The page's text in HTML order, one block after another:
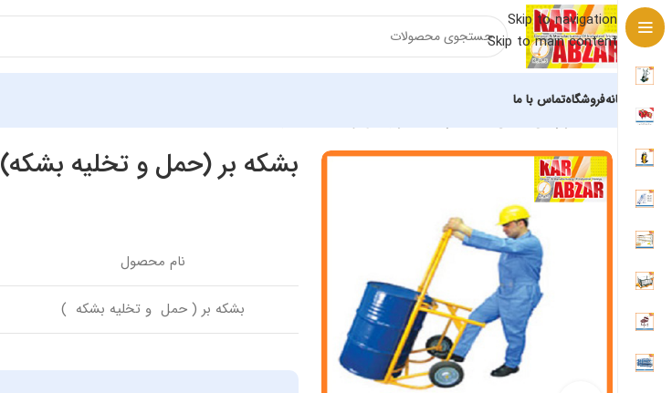
Skip to navigation
Skip to main content
خانهفروشگاهتماس با ما
بشکه‌ بر (حمل و تخلیه بشکه) HTB۱۰
نام محصول
بشکه بر ( حمل و تخلیه بشکه )